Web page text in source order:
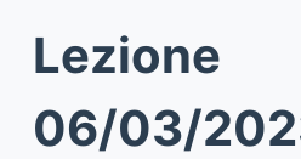
Lezione
06/03/